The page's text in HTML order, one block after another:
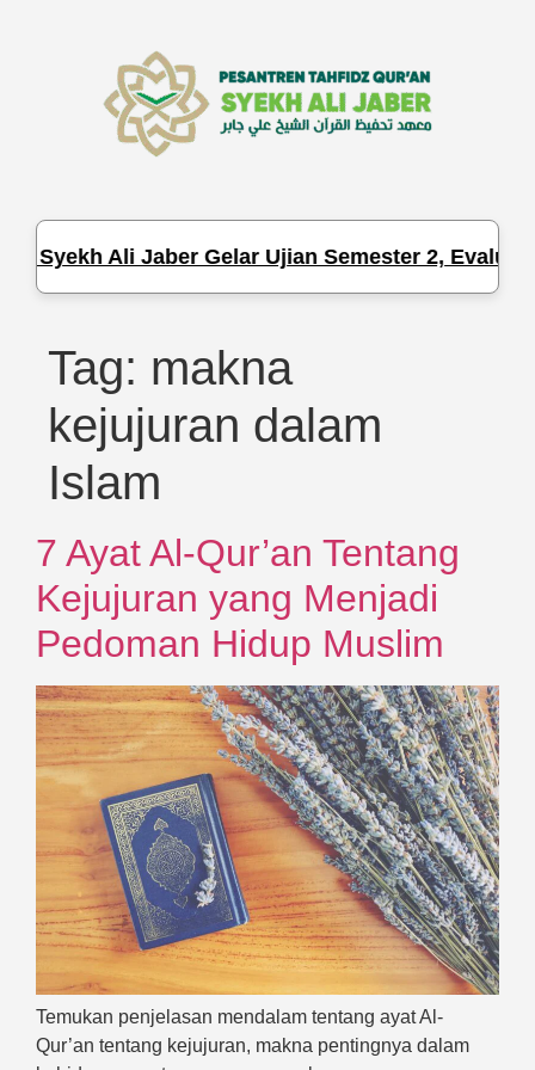
Syekh Ali Jaber Gelar Ujian Semester 2,
Tag: makna
kejujuran dalam
Islam
7 Ayat Al-Qur’an Tentang
Kejujuran yang Menjadi
Pedoman Hidup Muslim
Temukan penjelasan mendalam tentang ayat Al-
Qur’an tentang kejujuran, makna pentingnya dalam